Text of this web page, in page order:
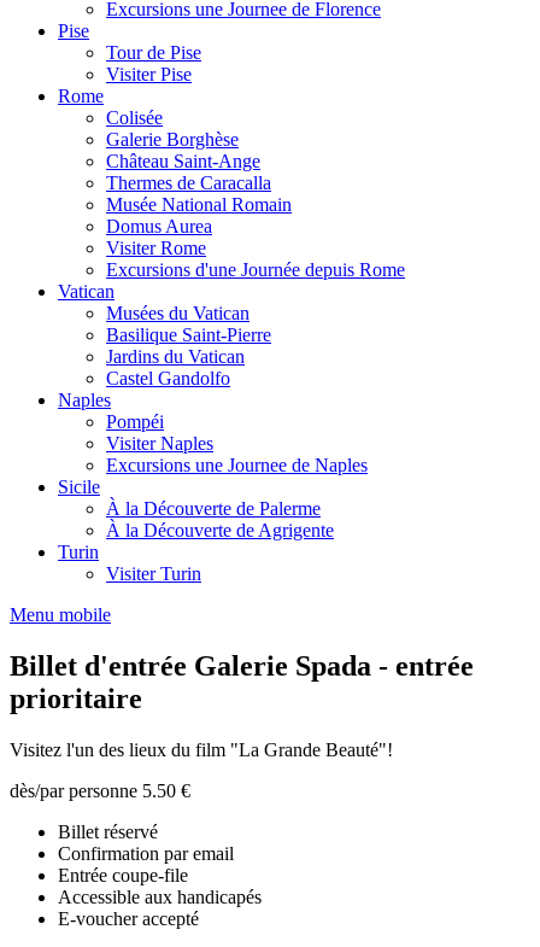
Excursions une Journee de Florence
Pise
Tour de Pise
Visiter Pise
Rome
Colisée
Galerie Borghèse
Château Saint-Ange
Thermes de Caracalla
Musée National Romain
Domus Aurea
Visiter Rome
Excursions d'une Journée depuis Rome
Vatican
Musées du Vatican
Basilique Saint-Pierre
Jardins du Vatican
Castel Gandolfo
Naples
Pompéi
Visiter Naples
Excursions une Journee de Naples
Sicile
À la Découverte de Palerme
À la Découverte de Agrigente
Turin
Visiter Turin
Menu mobile
Billet d'entrée Galerie Spada - entrée
prioritaire
Visitez l'un des lieux du film "La Grande Beauté"!
dès/par personne 5.50 €
Billet réservé
Confirmation par email
Entrée coupe-file
Accessible aux handicapés
E-voucher accepté